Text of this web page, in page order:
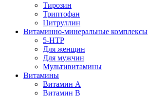
Тирозин
Триптофан
Цитруллин
Витаминно-минеральные комплексы
5-HTP
Для женщин
Для мужчин
Мультивитамины
Витамины
Витамин A
Витамин B